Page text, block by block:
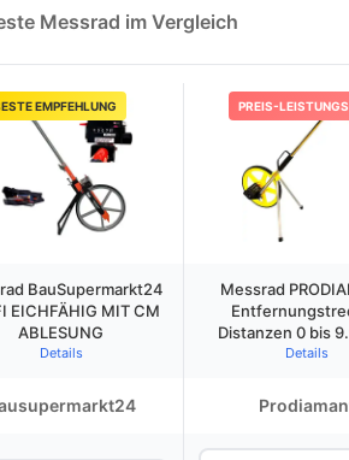
Messrad im Vergleich
EMPFEHLUNG PREIS-
BauSupermarkt24
EICHFÄHIG MIT CM
ABLESUNG
Details
Messrad
Distanzen 0 bis
Details